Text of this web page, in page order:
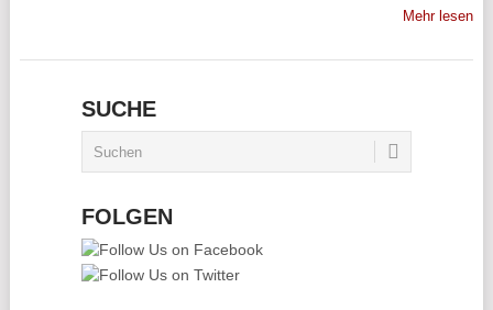
Mehr lesen
SUCHE
FOLGEN